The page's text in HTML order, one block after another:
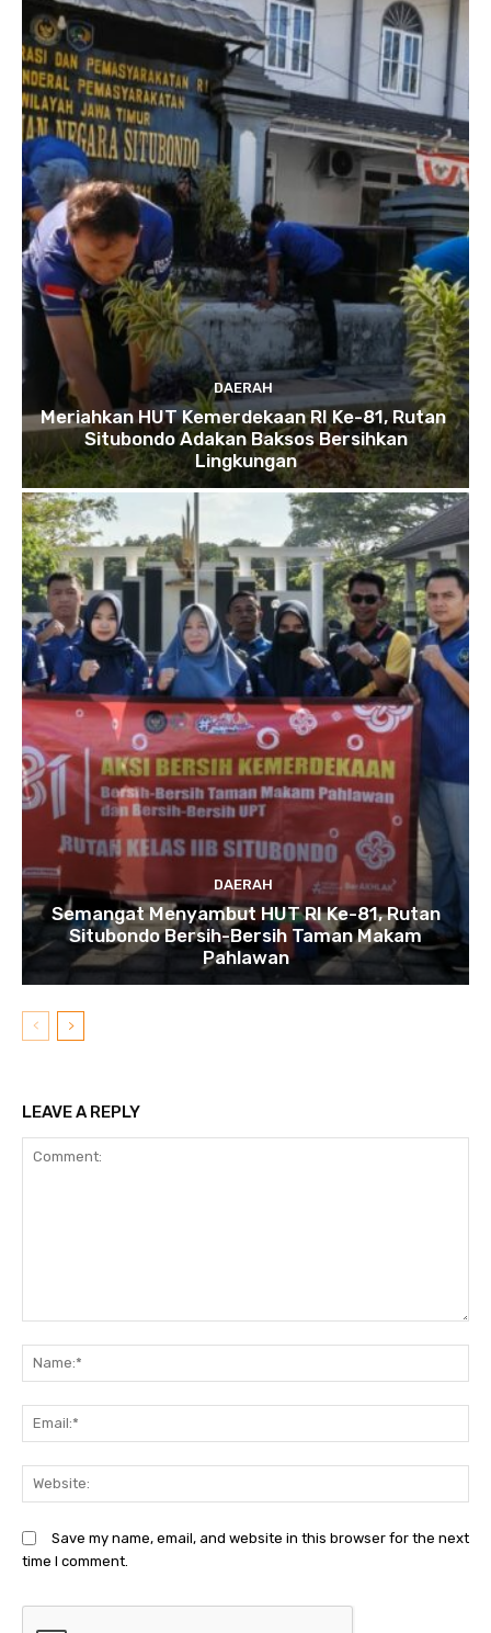
DAERAH
Meriahkan HUT Kemerdekaan RI Ke-81, Rutan
Situbondo Adakan Baksos Bersihkan
Lingkungan
DAERAH
Semangat Menyambut HUT RI Ke-81, Rutan
Situbondo Bersih-Bersih Taman Makam
Pahlawan
LEAVE A REPLY
Save my name, email, and website in this browser for the next
time I comment.